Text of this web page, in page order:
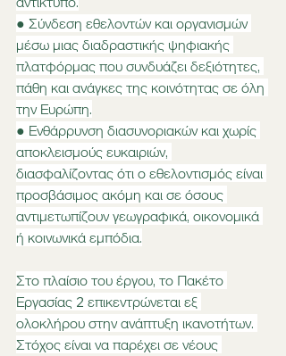
● Σύνδεση εθελοντών και οργανισμών
μέσω μιας διαδραστικής ψηφιακής
πλατφόρμας που συνδυάζει δεξιότητες,
πάθη και ανάγκες της κοινότητας σε όλη
την Ευρώπη.
● Ενθάρρυνση διασυνοριακών και χωρίς
αποκλεισμούς ευκαιριών,
διασφαλίζοντας ότι ο εθελοντισμός είναι
προσβάσιμος ακόμη και σε όσους
αντιμετωπίζουν γεωγραφικά, οικονομικά
ή κοινωνικά εμπόδια.
Στο πλαίσιο του έργου, το Πακέτο
Εργασίας 2 επικεντρώνεται εξ
ολοκλήρου στην ανάπτυξη ικανοτήτων.
Στόχος είναι να παρέχει σε νέους